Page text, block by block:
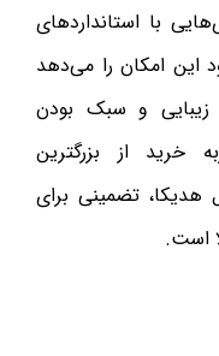
با استانداردهای
این امکان را می‌دهد
و سبک بودن
خرید از بزرگترین
تضمینی برای
است.